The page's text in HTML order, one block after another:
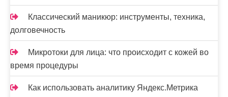
Классический маникюр: инструменты, техника,
долговечность
Микротоки для лица: что происходит с кожей во
время процедуры
Как использовать аналитику Яндекс.Метрика